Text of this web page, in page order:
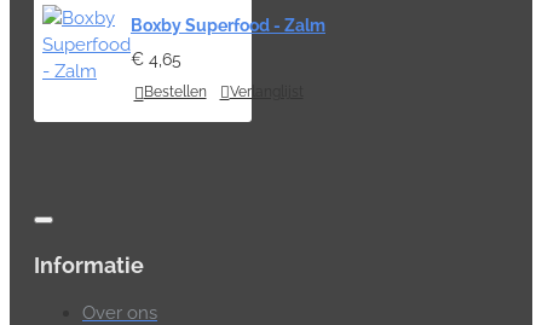
Boxby Superfood - Zalm
€ 4,65
Bestellen Verlanglijst
Informatie
Over ons